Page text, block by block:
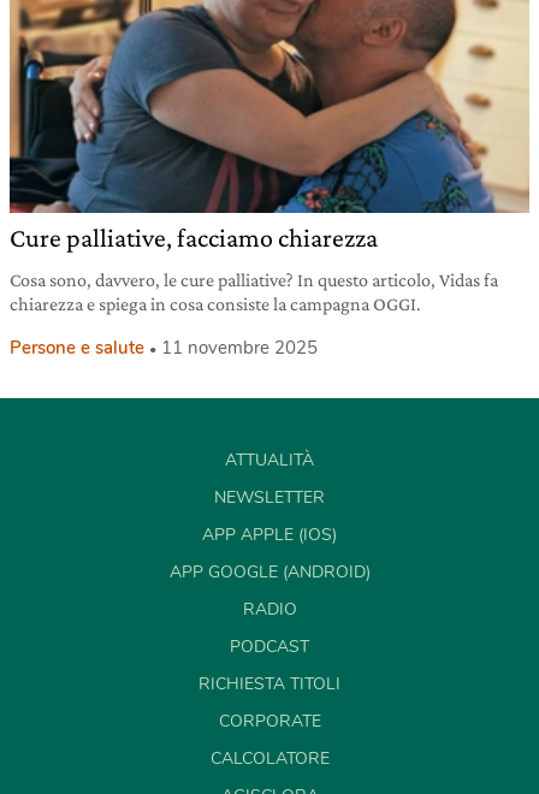
Cure palliative, facciamo chiarezza
Cosa sono, davvero, le cure palliative? In questo articolo, Vidas fa
chiarezza e spiega in cosa consiste la campagna OGGI.
Persone e salute 11 novembre 2025
ATTUALITÀ
NEWSLETTER
APP APPLE (IOS)
APP GOOGLE (ANDROID)
RADIO
PODCAST
RICHIESTA TITOLI
CORPORATE
CALCOLATORE